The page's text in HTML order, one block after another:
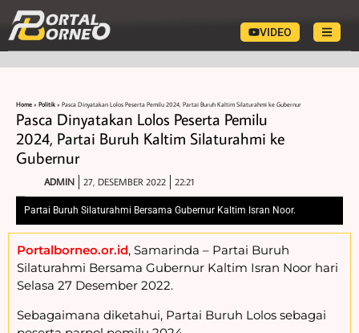
VIDEO
Home » Politik » Pasca Dinyatakan Lolos Peserta Pemilu 2024, Partai Buruh Kaltim Silaturahmi ke Gubernur
Pasca Dinyatakan Lolos Peserta Pemilu
2024, Partai Buruh Kaltim Silaturahmi ke
Gubernur
ADMIN 27, DESEMBER 2022 22:21
Partai Buruh Silaturahmi Bersama Gubernur Kaltim Isran Noor.
Portalborneo.or.id, Samarinda – Partai Buruh
Silaturahmi Bersama Gubernur Kaltim Isran Noor hari
Selasa 27 Desember 2022.
Sebagaimana diketahui, Partai Buruh Lolos sebagai